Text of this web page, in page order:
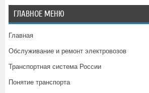
ГЛАВНОЕ МЕНЮ
Главная
Обслуживание и ремонт электровозов
Транспортная система России
Понятие транспорта